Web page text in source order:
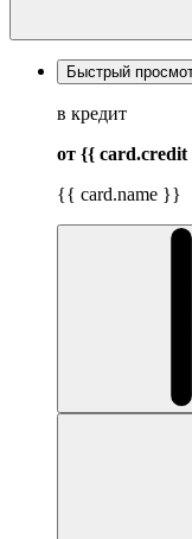
Быстрый
в кредит
от {{ card.credit
{{ card.name }}